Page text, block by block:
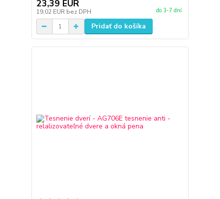
23,39 EUR
19,02 EUR bez DPH do 3-7 dní
Pridať do košíka